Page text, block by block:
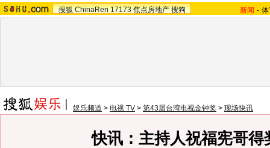
搜狐 ChinaRen 17173 焦点房地产 搜狗 新闻 -
娱乐频道 > 电视 TV > 第43届台湾电视金钟奖 > 现场快讯
快讯：主持人祝福宪哥得